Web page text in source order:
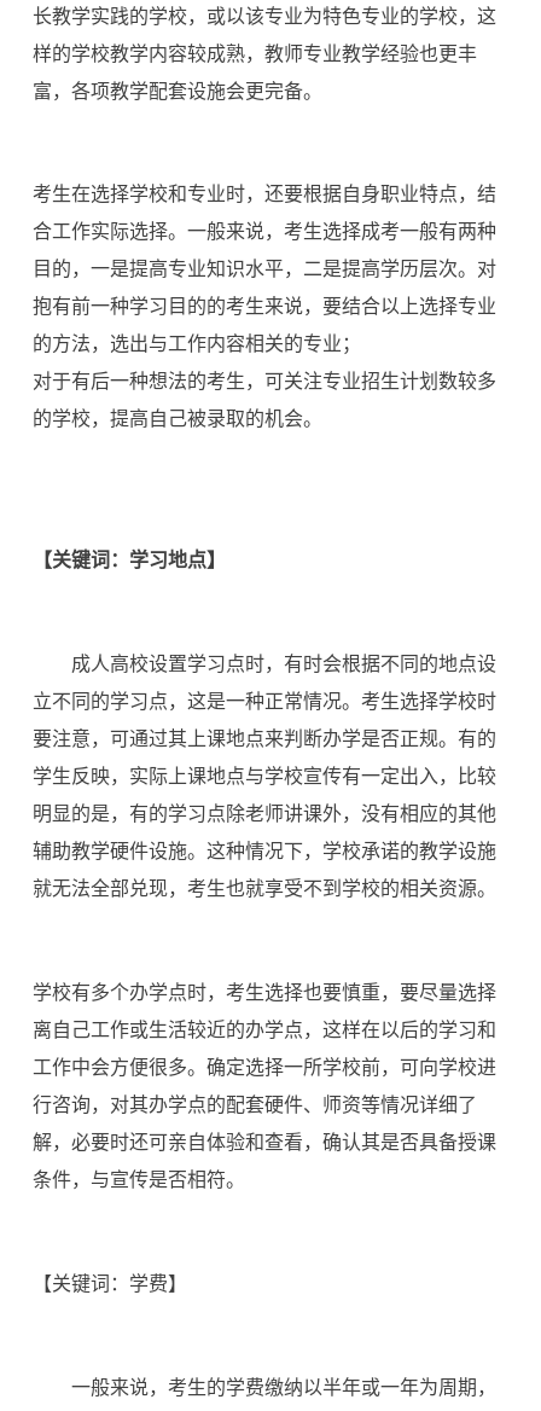
长教学实践的学校，或以该专业为特色专业的学校，这
样的学校教学内容较成熟，教师专业教学经验也更丰
富，各项教学配套设施会更完备。
考生在选择学校和专业时，还要根据自身职业特点，结
合工作实际选择。一般来说，考生选择成考一般有两种
目的，一是提高专业知识水平，二是提高学历层次。对
抱有前一种学习目的的考生来说，要结合以上选择专业
的方法，选出与工作内容相关的专业；
对于有后一种想法的考生，可关注专业招生计划数较多
的学校，提高自己被录取的机会。
【关键词：学习地点】
成人高校设置学习点时，有时会根据不同的地点设
立不同的学习点，这是一种正常情况。考生选择学校时
要注意，可通过其上课地点来判断办学是否正规。有的
学生反映，实际上课地点与学校宣传有一定出入，比较
明显的是，有的学习点除老师讲课外，没有相应的其他
辅助教学硬件设施。这种情况下，学校承诺的教学设施
就无法全部兑现，考生也就享受不到学校的相关资源。
学校有多个办学点时，考生选择也要慎重，要尽量选择
离自己工作或生活较近的办学点，这样在以后的学习和
工作中会方便很多。确定选择一所学校前，可向学校进
行咨询，对其办学点的配套硬件、师资等情况详细了
解，必要时还可亲自体验和查看，确认其是否具备授课
条件，与宣传是否相符。
【关键词：学费】
一般来说，考生的学费缴纳以半年或一年为周期，